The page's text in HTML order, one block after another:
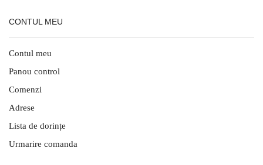
CONTUL MEU
Contul meu
Panou control
Comenzi
Adrese
Lista de dorințe
Urmarire comanda